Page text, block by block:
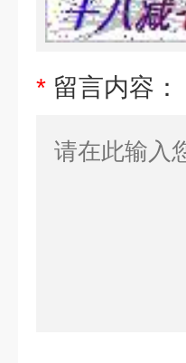
* 留言内容：